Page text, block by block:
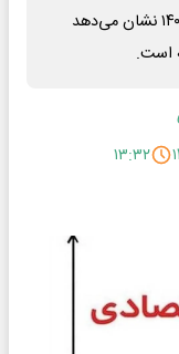
تازه‌ترین آمارهای رشد اقتصادی سال ۱۴۰۴ نشان می‌دهد
است.
۱۳:۳۲